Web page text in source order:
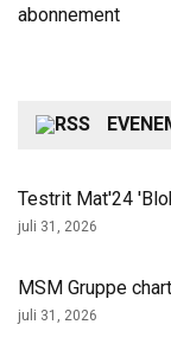
abonnement
Testrit Mat'24
juli 31, 2026
MSM Gruppe
juli 31, 2026